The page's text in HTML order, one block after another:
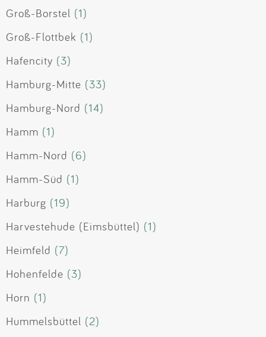
Groß-Borstel (1)
Groß-Flottbek (1)
Hafencity (3)
Hamburg-Mitte (33)
Hamburg-Nord (14)
Hamm (1)
Hamm-Nord (6)
Hamm-Süd (1)
Harburg (19)
Harvestehude (Eimsbüttel) (1)
Heimfeld (7)
Hohenfelde (3)
Horn (1)
Hummelsbüttel (2)